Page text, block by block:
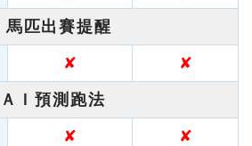
馬匹出賽提醒
✘ ✘
ＡＩ預測跑法
✘ ✘